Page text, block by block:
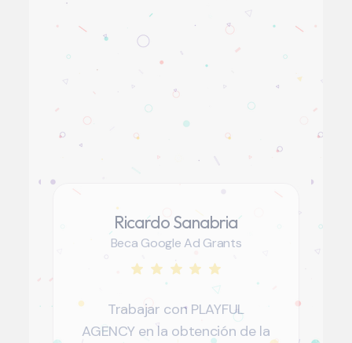
Ricardo Sanabria
Beca Google Ad Grants
Trabajar con PLAYFUL
AGENCY en la obtención de la